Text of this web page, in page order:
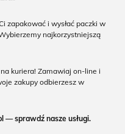
zapakować i wysłać paczki w
najkorzystniejszą
kuriera! Zamawiaj on-line i
zakupy odbierzesz w
— sprawdź nasze usługi.